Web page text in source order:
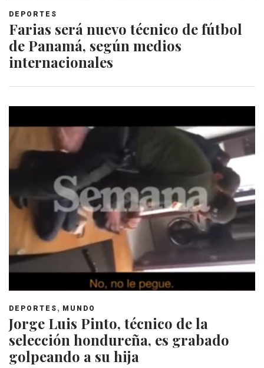
DEPORTES
Farias será nuevo técnico de fútbol
de Panamá, según medios
internacionales
DEPORTES , MUNDO
Jorge Luis Pinto, técnico de la
selección hondureña, es grabado
golpeando a su hija